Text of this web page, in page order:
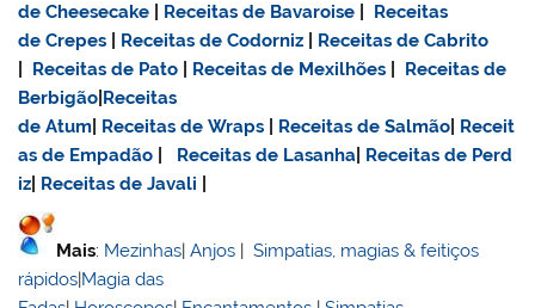
de Cheesecake
Receitas de Bavaroise
Receitas
de Crepes
Receitas de Codorniz
Receitas de Cabrito
Receitas de Pato Receitas de Mexilhões
Receitas de
Berbigão Receitas
de Atum Receitas de Wraps Receitas de Salmão Receit
as de Empadão
Receitas de Lasanha Receitas de Perd
iz Receitas de Javali
Mais: Mezinhas |Anjos |Simpatias, magias & feitiços
rápidos Magia das